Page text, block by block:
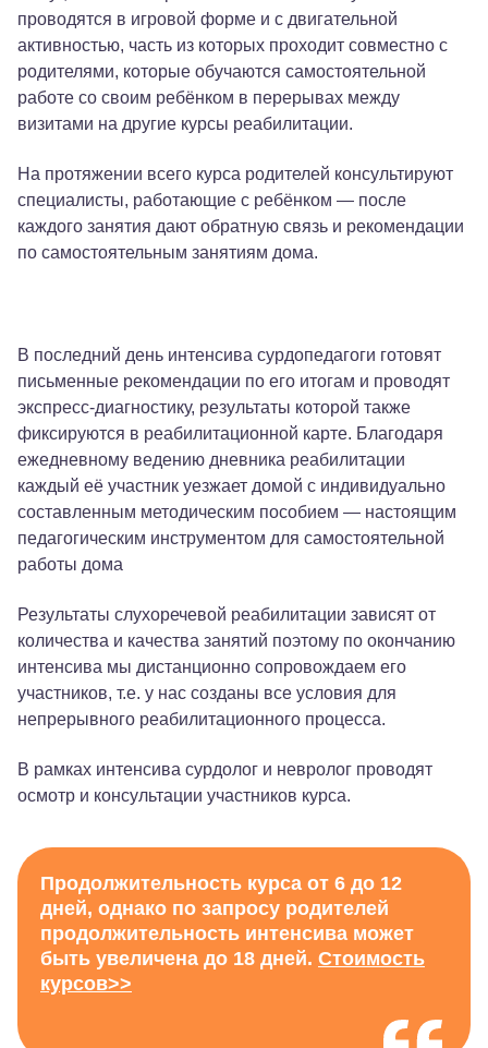
проводятся в игровой форме и с двигательной
активностью, часть из которых проходит совместно с
родителями, которые обучаются самостоятельной
работе со своим ребёнком в перерывах между
визитами на другие курсы реабилитации.
На протяжении всего курса родителей консультируют
специалисты, работающие с ребёнком — после
каждого занятия дают обратную связь и рекомендации
по самостоятельным занятиям дома.
В последний день интенсива сурдопедагоги готовят
письменные рекомендации по его итогам и проводят
экспресс-диагностику, результаты которой также
фиксируются в реабилитационной карте. Благодаря
ежедневному ведению дневника реабилитации
каждый её участник уезжает домой с индивидуально
составленным методическим пособием — настоящим
педагогическим инструментом для самостоятельной
работы дома
Результаты слухоречевой реабилитации зависят от
количества и качества занятий поэтому по окончанию
интенсива мы дистанционно сопровождаем его
участников, т.е. у нас созданы все условия для
непрерывного реабилитационного процесса.
В рамках интенсива сурдолог и невролог проводят
осмотр и консультации участников курса.
Продолжительность курса от 6 до 12
дней, однако по запросу родителей
продолжительность интенсива может
быть увеличена до 18 дней. Стоимость
курсов>>